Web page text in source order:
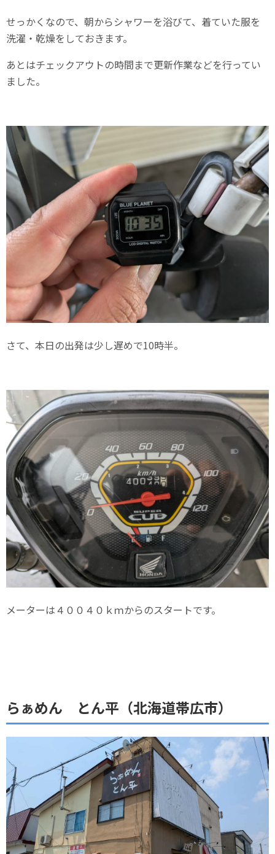
せっかくなので、朝からシャワーを浴びて、着ていた服を
洗濯・乾燥をしておきます。
あとはチェックアウトの時間まで更新作業などを行ってい
ました。
さて、本日の出発は少し遅めで10時半。
メーターは４００４０ｋｍからのスタートです。
らぁめん とん平（北海道帯広市）